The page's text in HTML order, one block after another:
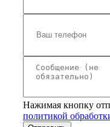
Нажимая кнопку
политикой